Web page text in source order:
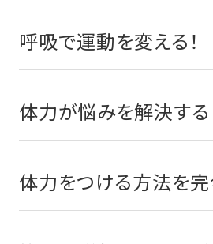
呼吸で運動を変える！
体力が悩みを解決する
体力をつける方法を